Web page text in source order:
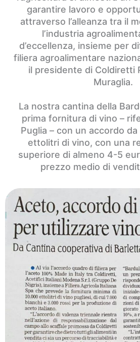
garantire lavoro e
attraverso l’alleanza tra il
l’industria
d’eccellenza, insieme per
filiera agroalimentare
il presidente di Coldiretti
Muraglia.
La nostra cantina della
prima fornitura di vino –
Puglia – con un accordo
ettolitri di vino, con una
superiore di almeno 4-5
prezzo medio di